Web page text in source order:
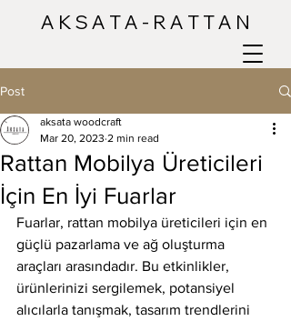
A K S A T A - R A T T A N
Post
Rattan Mobilya Üreticileri
İçin En İyi Fuarlar
aksata woodcraft
Mar 20, 2023 2 min read
Fuarlar, rattan mobilya üreticileri için en
güçlü pazarlama ve ağ oluşturma
araçları arasındadır. Bu etkinlikler,
ürünlerinizi sergilemek, potansiyel
alıcılarla tanışmak, tasarım trendlerini